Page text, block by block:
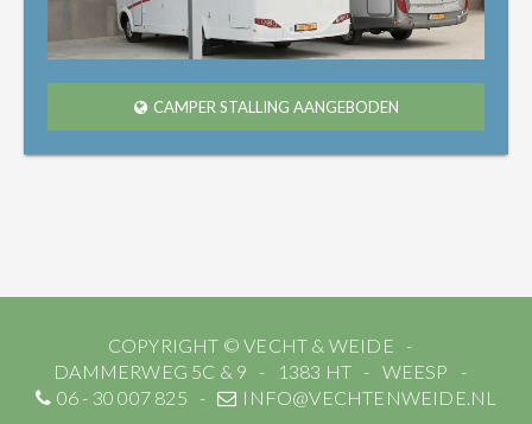
CAMPER STALLING AANGEBODEN
COPYRIGHT © VECHT & WEIDE
DAMMERWEG 5C & 9
1383 HT
WEESP
06 - 30 007 825
INFO@VECHTENWEIDE.NL